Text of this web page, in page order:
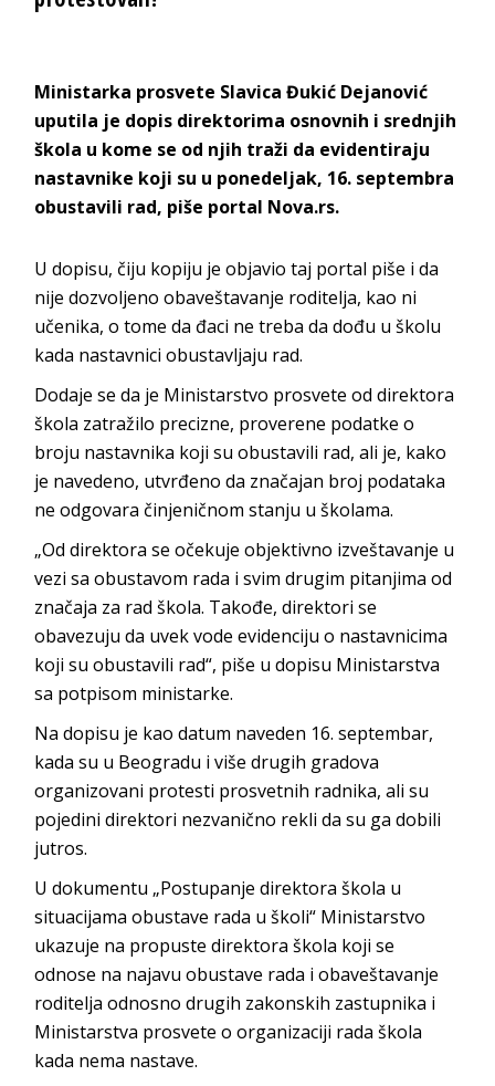
Ministarka prosvete Slavica Đukić Dejanović
uputila je dopis direktorima osnovnih i srednjih
škola u kome se od njih traži da evidentiraju
nastavnike koji su u ponedeljak, 16. septembra
obustavili rad, piše portal Nova.rs.
U dopisu, čiju kopiju je objavio taj portal piše i da
nije dozvoljeno obaveštavanje roditelja, kao ni
učenika, o tome da đaci ne treba da dođu u školu
kada nastavnici obustavljaju rad.
Dodaje se da je Ministarstvo prosvete od direktora
škola zatražilo precizne, proverene podatke o
broju nastavnika koji su obustavili rad, ali je, kako
je navedeno, utvrđeno da značajan broj podataka
ne odgovara činjeničnom stanju u školama.
„Od direktora se očekuje objektivno izveštavanje u
vezi sa obustavom rada i svim drugim pitanjima od
značaja za rad škola. Takođe, direktori se
obavezuju da uvek vode evidenciju o nastavnicima
koji su obustavili rad“, piše u dopisu Ministarstva
sa potpisom ministarke.
Na dopisu je kao datum naveden 16. septembar,
kada su u Beogradu i više drugih gradova
organizovani protesti prosvetnih radnika, ali su
pojedini direktori nezvanično rekli da su ga dobili
jutros.
U dokumentu „Postupanje direktora škola u
situacijama obustave rada u školi“ Ministarstvo
ukazuje na propuste direktora škola koji se
odnose na najavu obustave rada i obaveštavanje
roditelja odnosno drugih zakonskih zastupnika i
Ministarstva prosvete o organizaciji rada škola
kada nema nastave.